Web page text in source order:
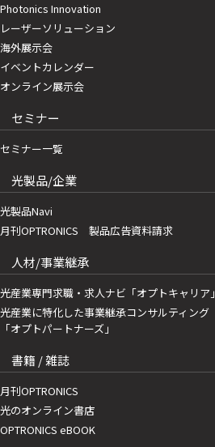
Photonics Innovation
レーザーソリューション
海外展示会
イベントカレンダー
オンライン展示会
セミナー
セミナー一覧
光製品/企業
光製品Navi
月刊OPTRONICS 製品広告資料請求
人材/事業継承
光産業専門求職・求人ナビ「オプトキャリア」
光産業に特化した事業継承コンサルティング
「オプトパートナーズ」
書籍 / 雑誌
月刊OPTRONICS
光のオンライン書店
OPTRONICS eBOOK